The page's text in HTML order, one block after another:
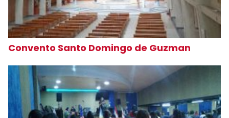
Convento Santo Domingo de Guzman